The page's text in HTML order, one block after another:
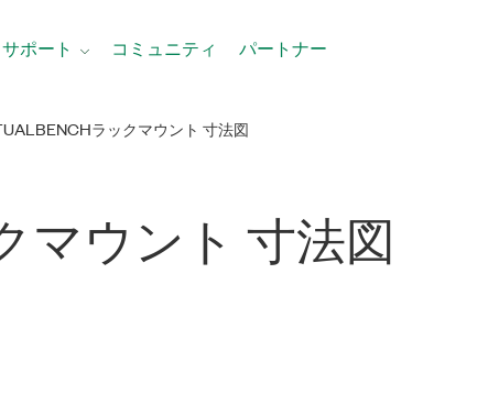
サポート コミュニティ パートナー
ラックマウント 寸法図
マウント 寸法図